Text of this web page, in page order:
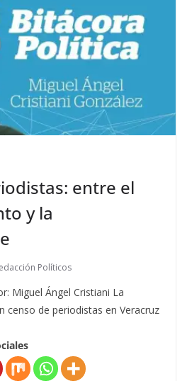
entre el
y la
Políticos
Miguel Ángel Cristiani La
censo de periodistas en Veracruz